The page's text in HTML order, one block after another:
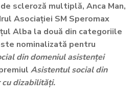
scleroză multiplă, Anca Man,
Asociației SM Speromax
Alba la două din categoriile
nominalizată pentru
din domeniul asistenţei
Asistentul social din
cu dizabilităţi.